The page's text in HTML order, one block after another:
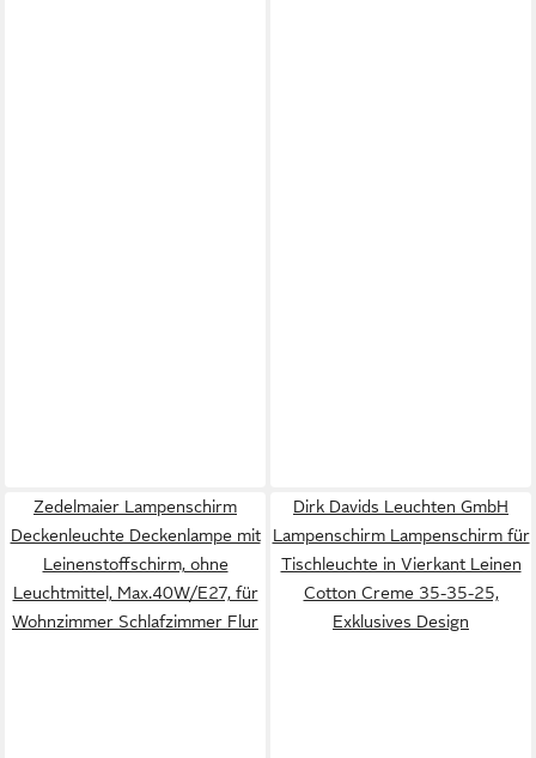
Zedelmaier Lampenschirm
Deckenleuchte Deckenlampe mit
Leinenstoffschirm, ohne
Leuchtmittel, Max.40W/E27, für
Wohnzimmer Schlafzimmer Flur
Dirk Davids Leuchten GmbH
Lampenschirm Lampenschirm für
Tischleuchte in Vierkant Leinen
Cotton Creme 35-35-25,
Exklusives Design